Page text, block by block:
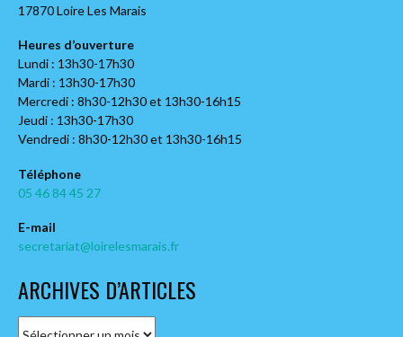
17870 Loire Les Marais
Heures d’ouverture
Lundi : 13h30-17h30
Mardi : 13h30-17h30
Mercredi : 8h30-12h30 et 13h30-16h15
Jeudi : 13h30-17h30
Vendredi : 8h30-12h30 et 13h30-16h15
Téléphone
05 46 84 45 27
E-mail
secretariat@loirelesmarais.fr
ARCHIVES D’ARTICLES